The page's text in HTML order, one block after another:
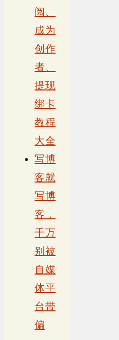
阅、
成为
创作
者、
提现
绑卡
教程
大全
写博
客就
写博
客，
千万
别被
自媒
体平
台带
偏